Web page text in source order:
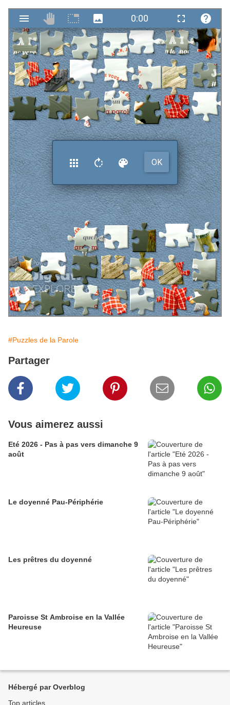
#Puzzles de la Parole
Partager
Vous aimerez aussi
Eté 2026 - Pas à pas vers dimanche 9
août
Le doyenné Pau-Périphérie
Les prêtres du doyenné
Paroisse St Ambroise en la Vallée
Heureuse
Hébergé par Overblog
Top articles